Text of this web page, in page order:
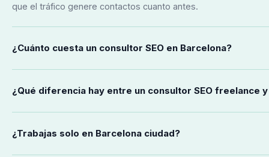
que el tráfico genere contactos cuanto antes.
¿Cuánto cuesta un consultor SEO en Barcelona?
300€ y 700€/mes. Las auditorías puntuales van de 700€ a
¿Qué diferencia hay entre un consultor SEO freelance
flexibilidad, comunicación más ágil y mejor relación calidad-
¿Trabajas solo en Barcelona ciudad?